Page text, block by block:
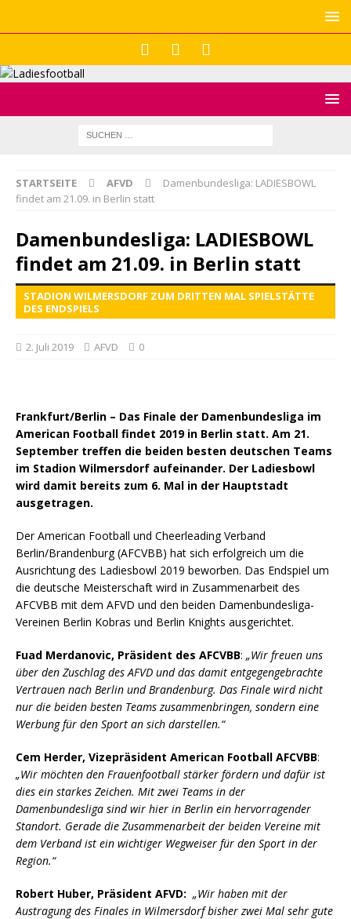
STARTSEITE AFVD
Damenbundesliga: LADIESBOWL
findet am 21.09. in Berlin statt
Damenbundesliga: LADIESBOWL
findet am 21.09. in Berlin statt
STADION WILMERSDORF ZUM DRITTEN MAL SPIELSTÄTTE
DES ENDSPIELS
2. Juli 2019 AFVD 0
Frankfurt/Berlin – Das Finale der Damenbundesliga im
American Football findet 2019 in Berlin statt. Am 21.
September treffen die beiden besten deutschen Teams
im Stadion Wilmersdorf aufeinander. Der Ladiesbowl
wird damit bereits zum 6. Mal in der Hauptstadt
ausgetragen.
Der American Football und Cheerleading Verband
Berlin/Brandenburg (AFCVBB) hat sich erfolgreich um die
Ausrichtung des Ladiesbowl 2019 beworben. Das Endspiel um
die deutsche Meisterschaft wird in Zusammenarbeit des
AFCVBB mit dem AFVD und den beiden Damenbundesliga-
Vereinen Berlin Kobras und Berlin Knights ausgerichtet.
Fuad Merdanovic, Präsident des AFCVBB: „Wir freuen uns
über den Zuschlag des AFVD und das damit entgegengebrachte
Vertrauen nach Berlin und Brandenburg. Das Finale wird nicht
nur die beiden besten Teams zusammenbringen, sondern eine
Werbung für den Sport an sich darstellen.“
Cem Herder, Vizepräsident American Football AFCVBB:
„Wir möchten den Frauenfootball stärker fördern und dafür ist
dies ein starkes Zeichen. Mit zwei Teams in der
Damenbundesliga sind wir hier in Berlin ein hervorragender
Standort. Gerade die Zusammenarbeit der beiden Vereine mit
dem Verband ist ein wichtiger Wegweiser für den Sport in der
Region.“
Robert Huber, Präsident AFVD: „Wir haben mit der
Austragung des Finales in Wilmersdorf bisher zwei Mal sehr gute